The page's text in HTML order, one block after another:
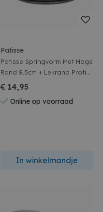
Patisse
Patisse Springvorm Met Hoge
Rand 8.5cm + Lekrand Profi
D22cm
€ 14,95
Online op voorraad
In winkelmandje